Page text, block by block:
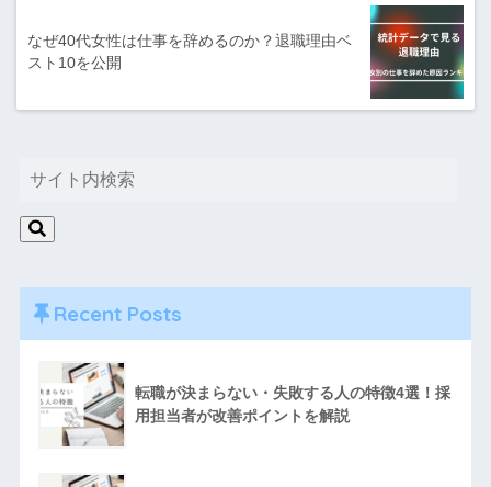
なぜ40代女性は仕事を辞めるのか？退職理由ベ
スト10を公開
Recent Posts
転職が決まらない・失敗する人の特徴4選！採
用担当者が改善ポイントを解説